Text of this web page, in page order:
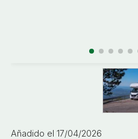
Añadido el 17/04/2026